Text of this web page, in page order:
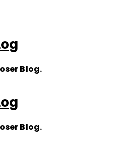
Blog.
Blog.